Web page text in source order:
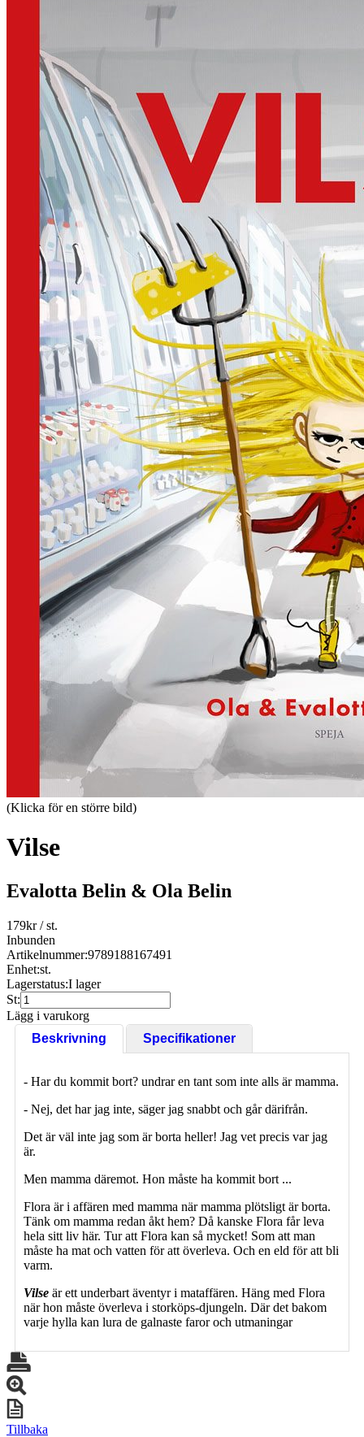
(Klicka för en större bild)
Vilse
Evalotta Belin & Ola Belin
179kr/ st.
Inbunden
Artikelnummer:9789188167491
Enhet:st.
Lagerstatus:I lager
St:
Lägg i varukorg
Beskrivning
Specifikationer
- Har du kommit bort? undrar en tant som inte alls är mamma.
- Nej, det har jag inte, säger jag snabbt och går därifrån.
Det är väl inte jag som är borta heller! Jag vet precis var jag
är.
Men mamma däremot. Hon måste ha kommit bort ...
Flora är i affären med mamma när mamma plötsligt är borta.
Tänk om mamma redan åkt hem? Då kanske Flora får leva
hela sitt liv här. Tur att Flora kan så mycket! Som att man
måste ha mat och vatten för att överleva. Och en eld för att bli
varm.
Vilse är ett underbart äventyr i mataffären. Häng med Flora
när hon måste överleva i storköps-djungeln. Där det bakom
varje hylla kan lura de galnaste faror och utmaningar
Tillbaka